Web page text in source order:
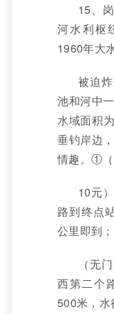
15、
河水利枢
1960年大
被迫
池和河中
水域面积
垂钓岸边
情趣。①
10元
路到终点
公里即到
（无
西第二个
500米，水